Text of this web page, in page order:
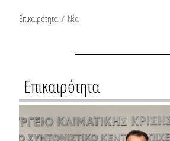
Επικαιρότητα / Νέα
Επικαιρότητα